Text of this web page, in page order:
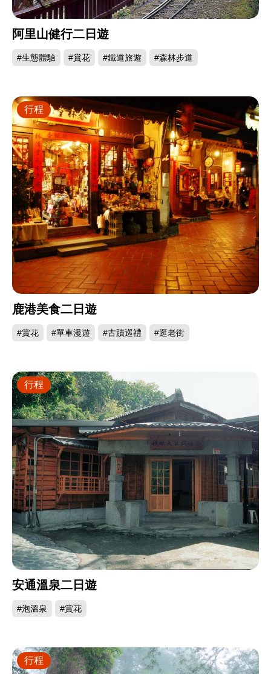
阿里山健行二日遊
#生態體驗 #賞花 #鐵道旅遊 #森林步道
鹿港美食二日遊
#賞花 #單車漫遊 #古蹟巡禮 #逛老街
行程
安通溫泉二日遊
#泡溫泉 #賞花
行程
行程